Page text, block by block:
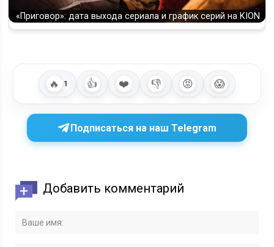
«Приговор»: дата выхода сериала и график серий на KION
🔥 1 👍 ❤️ 👎 😡 😱
Подписаться на наш Telegram
Добавить комментарий